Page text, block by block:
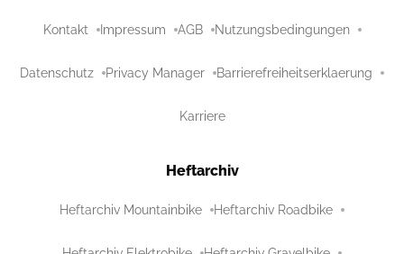
Kontakt Impressum AGB Nutzungsbedingungen
Datenschutz Privacy Manager Barrierefreiheitserklaerung
Karriere
Heftarchiv
Heftarchiv Mountainbike Heftarchiv Roadbike